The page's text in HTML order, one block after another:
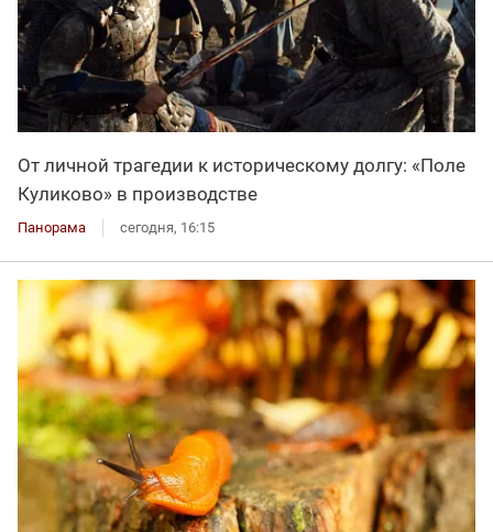
От личной трагедии к историческому долгу: «Поле
Куликово» в производстве
Панорама сегодня, 16:15